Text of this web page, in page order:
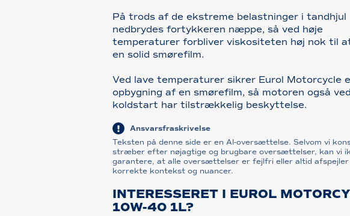
På trods af de ekstreme belastninger i tandhjul
nedbrydes fortykkeren næppe, så ved høje
temperaturer forbliver viskositeten høj nok til
en solid smørefilm.
Ved lave temperaturer sikrer Eurol Motorcycle
opbygning af en smørefilm, så motoren også ved
koldstart har tilstrækkelig beskyttelse.
Ansvarsfraskrivelse
Teksten på denne side er en AI-oversættelse. Selvom vi
stræber efter nøjagtige og brugbare oversættelser, kan vi
garantere, at alle oversættelser er fejlfri eller altid afspejler
korrekte kontekst og nuancer.
INTERESSERET I EUROL
10W-40 1L?